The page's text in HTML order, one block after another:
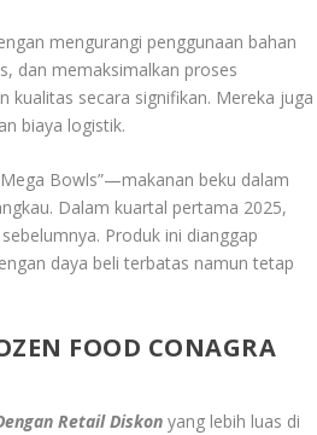
mengurangi penggunaan bahan
dan memaksimalkan proses
kualitas secara signifikan. Mereka juga
biaya logistik.
Bowls”—makanan beku dalam
Dalam kuartal pertama 2025,
Produk ini dianggap
daya beli terbatas namun tetap
FOOD CONAGRA
Retail Diskon yang lebih luas di